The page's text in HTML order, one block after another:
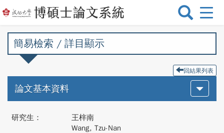
選
切
簡易檢索 / 詳目顯示
回結果列表
論文基本資料
研究生：
王梓南
Wang, Tzu-Nan